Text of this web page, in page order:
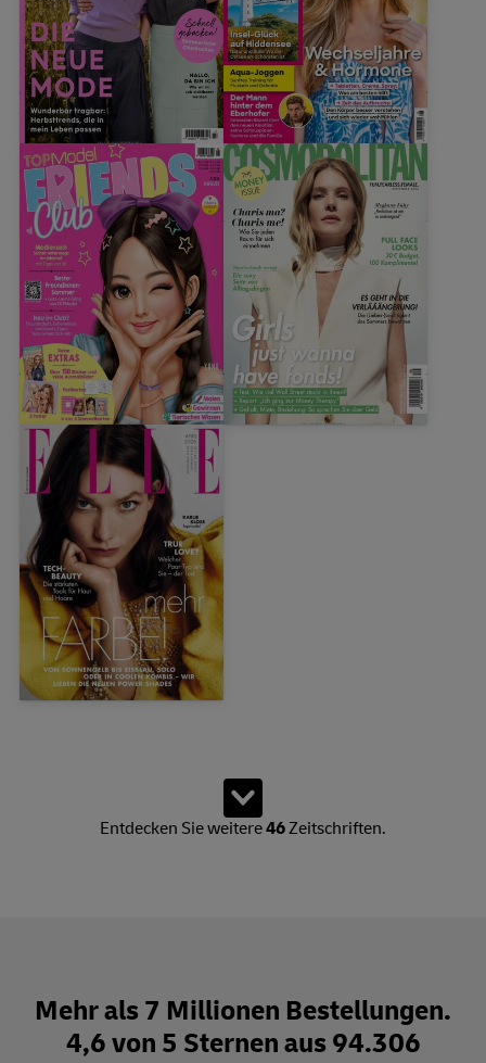
Zeige 15 von insgesamt 61 Produkten. Es sind weitere
Weitere Zeitschriften
Entdecken Sie weitere46Zeitschriften.
Mehr als 7 Millionen Bestellungen.
4,6 von 5 Sternen aus 94.306